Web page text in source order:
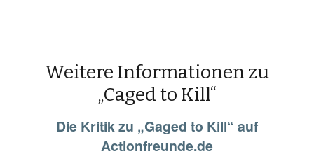
Weitere Informationen zu
„Caged to Kill“
Die Kritik zu „Gaged to Kill“ auf
Actionfreunde.de